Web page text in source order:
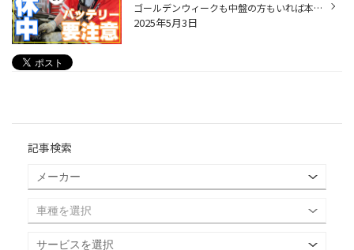
ゴールデンウィークも中盤の方もいれば本日から開始の 人も多いはず。 ただそんなお出かけ前に是非チェックしていただきたいのが 「バッテリー」です。 「前回いつ交換したか覚えていない」 そんな方は特に要注意！！ バッテリーのトラブルは連休中でも油断できませんよ。 ◆連休中のよくあるトラブ...
2025年5月3日
記事検索